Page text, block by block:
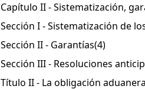
Capítulo II - Sistematización,
Sección I - Sistematización de
Sección II - Garantías(4)
Sección III - Resoluciones
Título II - La obligación aduanera